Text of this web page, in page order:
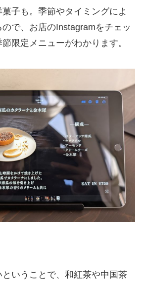
子も。季節やタイミングによ
で、お店のInstagramをチェッ
限定メニューがわかります。
いうことで、和紅茶や中国茶